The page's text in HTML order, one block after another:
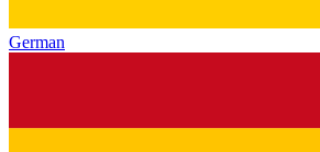
German